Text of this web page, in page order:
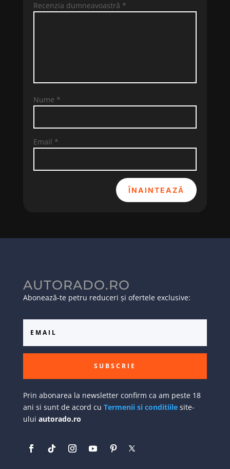
Recenzia dumneavoastră *
Nume *
Email *
ÎNAINTEAZĂ
AUTORADO.RO
Abonează-te petru reduceri și ofertele exclusive:
SUBSCRIE
Prin abonarea la newsletter confirm ca am peste 18
ani si sunt de acord cu Termenii si conditiilesite-
ului autorado.ro